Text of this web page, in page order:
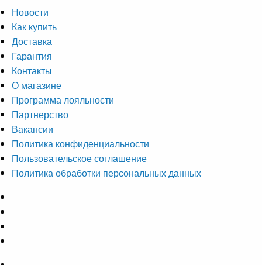
Новости
Как купить
Доставка
Гарантия
Контакты
О магазине
Программа лояльности
Партнерство
Вакансии
Политика конфиденциальности
Пользовательское соглашение
Политика обработки персональных данных